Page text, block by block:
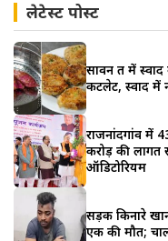
लेटेस्ट पोस्ट
सावन व्रत में
कटलेट, स्वाद में
राजनांदगांव में
करोड़ की लागत
ऑडिटोरियम
सड़क किनारे
एक की मौत;